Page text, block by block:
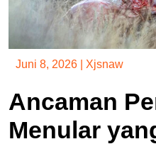
Juni 8, 2026 Xjsnaw
Ancaman
Menular